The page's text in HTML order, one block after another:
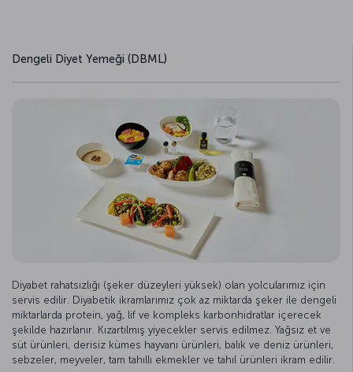
Dengeli Diyet Yemeği (DBML)
Diyabet rahatsızlığı (şeker düzeyleri yüksek) olan yolcularımız için
servis edilir. Diyabetik ikramlarımız çok az miktarda şeker ile dengeli
miktarlarda protein, yağ, lif ve kompleks karbonhidratlar içerecek
şekilde hazırlanır. Kızartılmış yiyecekler servis edilmez. Yağsız et ve
süt ürünleri, derisiz kümes hayvanı ürünleri, balık ve deniz ürünleri,
sebzeler, meyveler, tam tahıllı ekmekler ve tahıl ürünleri ikram edilir.